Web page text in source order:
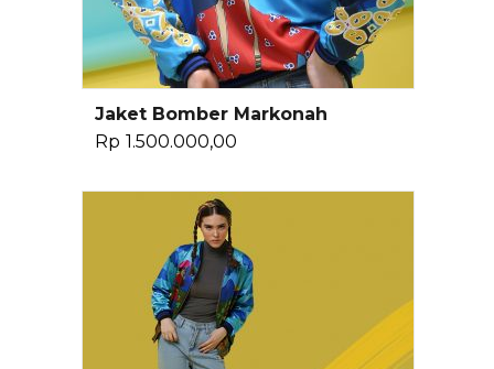
Pilih Opsi
Jaket Bomber Markonah
Rp 1.500.000,00